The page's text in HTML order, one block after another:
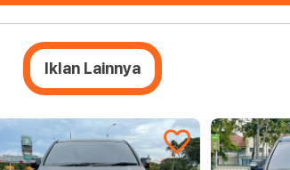
Iklan Lainnya